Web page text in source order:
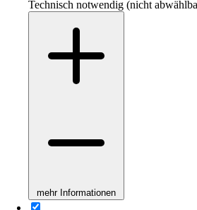
Technisch notwendig (nicht
mehr Informationen